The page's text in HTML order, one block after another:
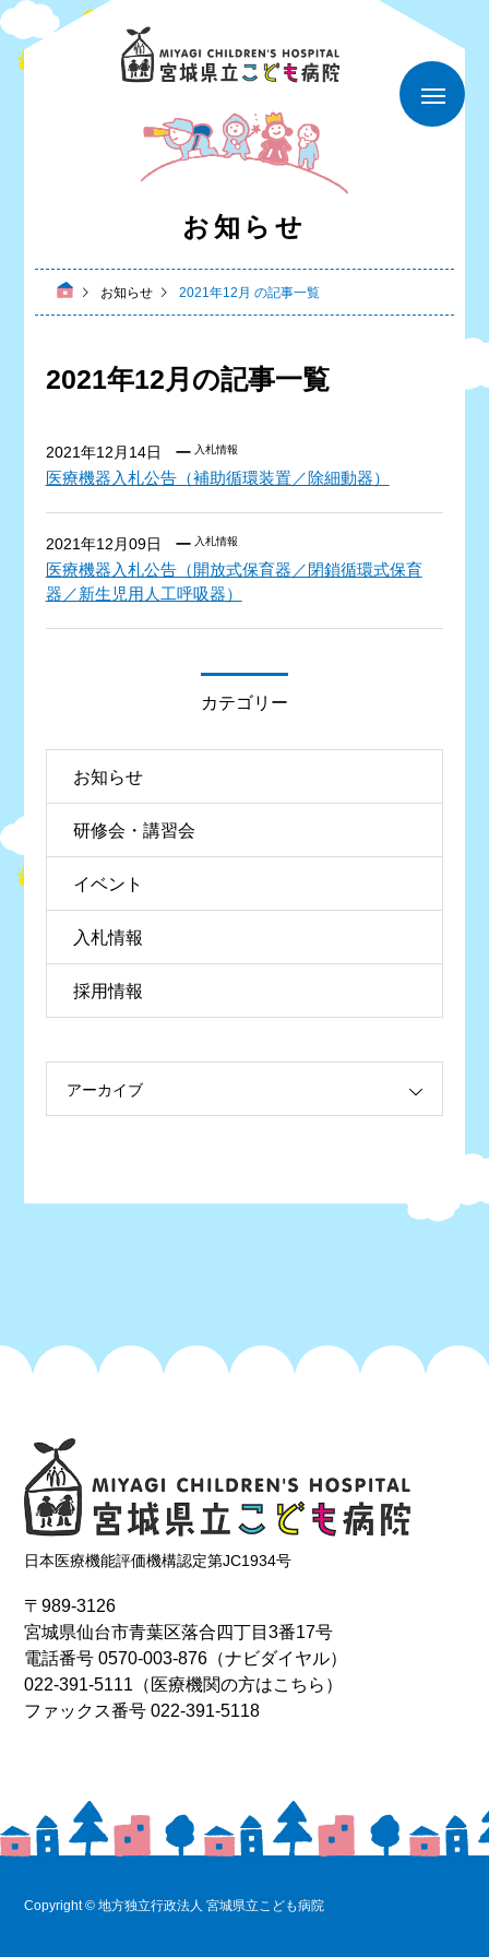
お知らせ
お知らせ 2021年12月 の記事一覧
2021年12月の記事一覧
2021年12月14日 入札情報
医療機器入札公告（補助循環装置／除細動器）
2021年12月09日 入札情報
医療機器入札公告（開放式保育器／閉鎖循環式保育
器／新生児用人工呼吸器）
カテゴリー
お知らせ
研修会・講習会
イベント
入札情報
採用情報
アーカイブ
日本医療機能評価機構認定第JC1934号
〒989-3126
宮城県仙台市青葉区落合四丁目3番17号
電話番号0570-003-876 （ナビダイヤル）
022-391-5111 （医療機関の方はこちら）
ファックス番号 022-391-5118
Copyright © 地方独立行政法人 宮城県立こども病院